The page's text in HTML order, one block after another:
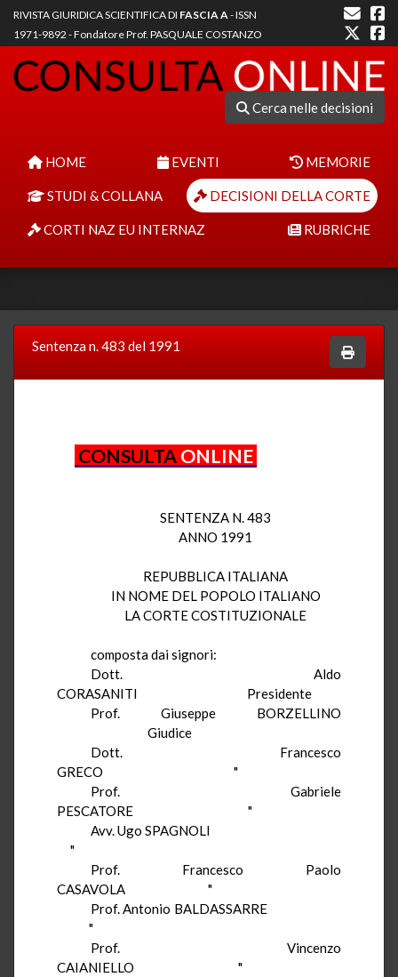
RIVISTA GIURIDICA SCIENTIFICA DI FASCIA A- ISSN
1971-9892 - Fondatore Prof. PASQUALE COSTANZO
Cerca nelle decisioni
HOME EVENTI MEMORIE
STUDI & COLLANA DECISIONI DELLA CORTE
CORTI NAZ EU INTERNAZ RUBRICHE
Sentenza n. 483 del 1991
CONSULTAONLINE
SENTENZA N. 483
ANNO 1991
REPUBBLICA ITALIANA
IN NOME DEL POPOLO ITALIANO
LA CORTE COSTITUZIONALE
composta dai signori:
Dott. Aldo
CORASANITI
Presidente
Prof. Giuseppe BORZELLINO
Giudice
Dott. Francesco
GRECO
"
Prof. Gabriele
PESCATORE
"
Avv. Ugo SPAGNOLI
"
Prof. Francesco Paolo
CASAVOLA
"
Prof. Antonio BALDASSARRE
"
Prof. Vincenzo
CAIANIELLO
"